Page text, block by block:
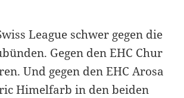
League schwer gegen die
Gegen den EHC Chur
Und gegen den EHC Arosa
Himelfarb in den beiden